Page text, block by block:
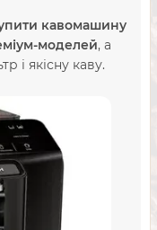
кавомашину
моделей, а
і якісну каву.